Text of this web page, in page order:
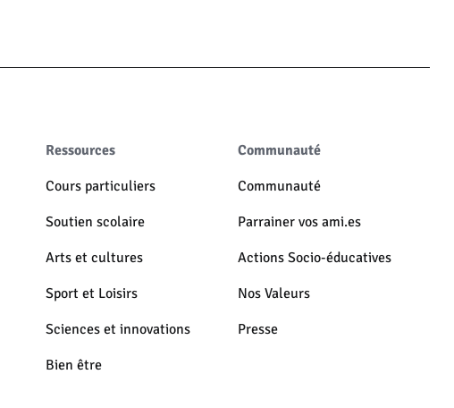
Ressources
Cours particuliers
Soutien scolaire
Arts et cultures
Sport et Loisirs
Sciences et innovations
Bien être
Communauté
Communauté
Parrainer vos ami.es
Actions Socio-éducatives
Nos Valeurs
Presse